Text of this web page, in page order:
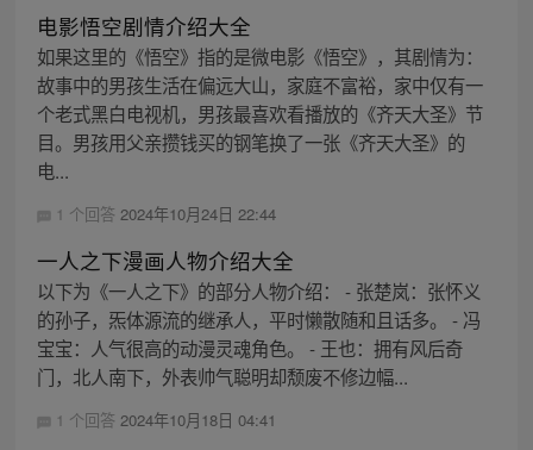
电影悟空剧情介绍大全
如果这里的《悟空》指的是微电影《悟空》，其剧情为：
故事中的男孩生活在偏远大山，家庭不富裕，家中仅有一
个老式黑白电视机，男孩最喜欢看播放的《齐天大圣》节
目。男孩用父亲攒钱买的钢笔换了一张《齐天大圣》的
电...
1 个回答 2024年10月24日 22:44
一人之下漫画人物介绍大全
以下为《一人之下》的部分人物介绍： - 张楚岚：张怀义
的孙子，炁体源流的继承人，平时懒散随和且话多。 - 冯
宝宝：人气很高的动漫灵魂角色。 - 王也：拥有风后奇
门，北人南下，外表帅气聪明却颓废不修边幅...
1 个回答 2024年10月18日 04:41